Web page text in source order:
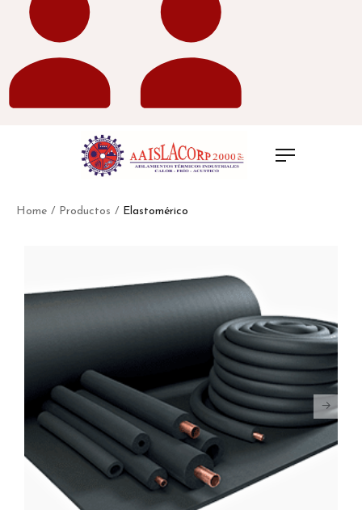
Home / Productos / Elastomérico